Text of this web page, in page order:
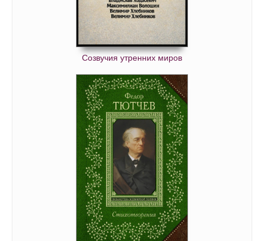
Созвучия утренних миров